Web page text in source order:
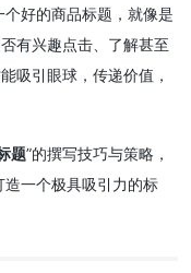
好的商品标题，就像是
有兴趣点击、了解甚至
吸引眼球，传递价值，
题”的撰写技巧与策略，
一个极具吸引力的标